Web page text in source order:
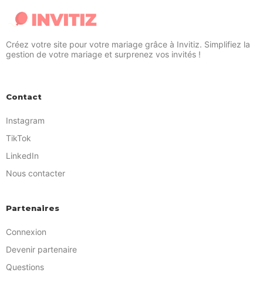
Créez votre site pour votre mariage grâce à Invitiz. Simplifiez la
gestion de votre mariage et surprenez vos invités !
Contact
Instagram
TikTok
LinkedIn
Nous contacter
Partenaires
Connexion
Devenir partenaire
Questions